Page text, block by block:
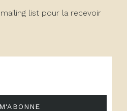
list pour la recevoir